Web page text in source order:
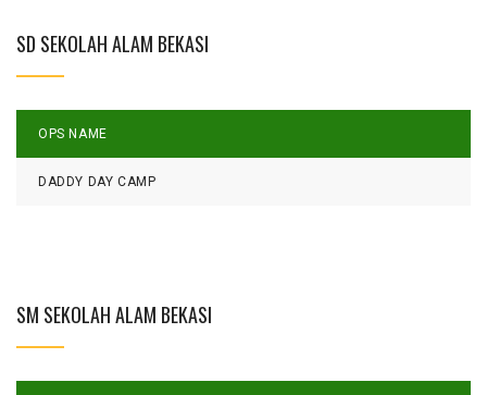
SD SEKOLAH ALAM BEKASI
OPS NAME
DADDY DAY CAMP
SM SEKOLAH ALAM BEKASI